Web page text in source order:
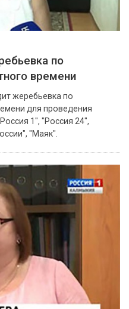
по
времени
жеребьевка по
для проведения
1", "Россия 24",
"Маяк".